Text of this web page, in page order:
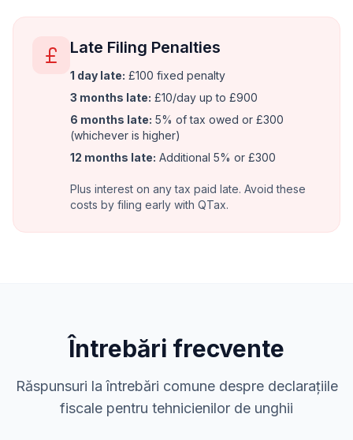
Late Filing Penalties
1 day late: £100 fixed penalty
3 months late: £10/day up to £900
6 months late: 5% of tax owed or £300
(whichever is higher)
12 months late: Additional 5% or £300
Plus interest on any tax paid late. Avoid these
costs by filing early with QTax.
Întrebări frecvente
Răspunsuri la întrebări comune despre declarațiile
fiscale pentru tehnicienilor de unghii